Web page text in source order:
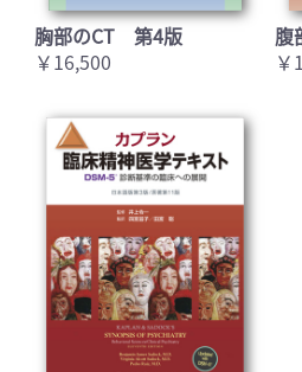
胸部のCT 第4版
￥16,500
腹
￥